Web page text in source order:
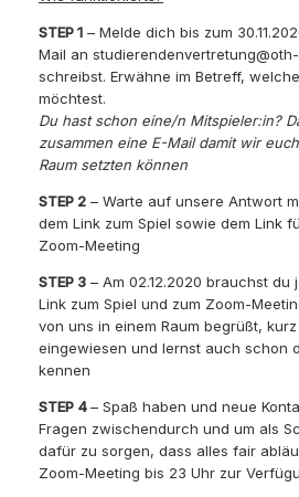
STEP 1 – Melde dich bis zum
Mail an
schreibst. Erwähne im Betreff,
möchtest.
Du hast schon eine/n Mitspieler:in?
zusammen eine E-Mail damit wir
Raum setzten können
STEP 2 – Warte auf unsere Antwort
dem Link zum Spiel sowie dem Link
Zoom-Meeting
STEP 3 – Am 02.12.2020 brauchst du
Link zum Spiel und zum Zoom-
von uns in einem Raum begrüßt,
eingewiesen und lernst auch schon
kennen
STEP 4– Spaß haben und neue
Fragen zwischendurch und um als
dafür zu sorgen, dass alles fair
Zoom-Meeting bis 23 Uhr zur